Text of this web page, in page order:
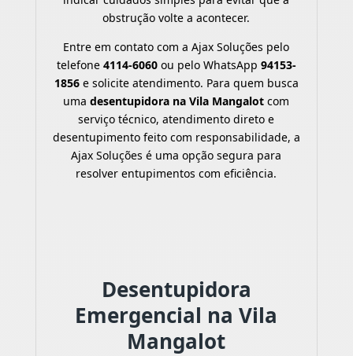
obstrução volte a acontecer.
Entre em contato com a Ajax Soluções pelo
telefone 4114-6060ou pelo WhatsApp 94153-
1856e solicite atendimento. Para quem busca
umadesentupidora na Vila Mangalot com
serviço técnico, atendimento direto e
desentupimento feito com responsabilidade, a
Ajax Soluções é uma opção segura para
resolver entupimentos com eficiência.
Desentupidora
Emergencial na Vila
Mangalot